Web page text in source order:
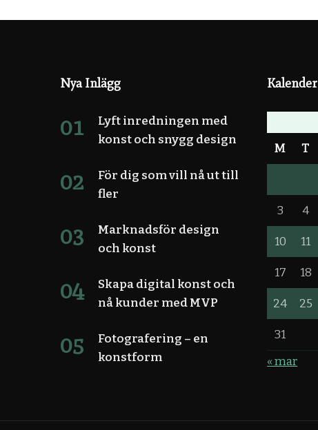
Nya Inlägg
Lyft inredningen med
konst och snygg design
För dig som vill nå ut till
fler
Marknadsför design
och konst
Skapa digital konst och
nå kunder med MVP
Fotografering – en
konstform
Kalender
M T
3 4
10 11
17 18
24 25
31
« mar